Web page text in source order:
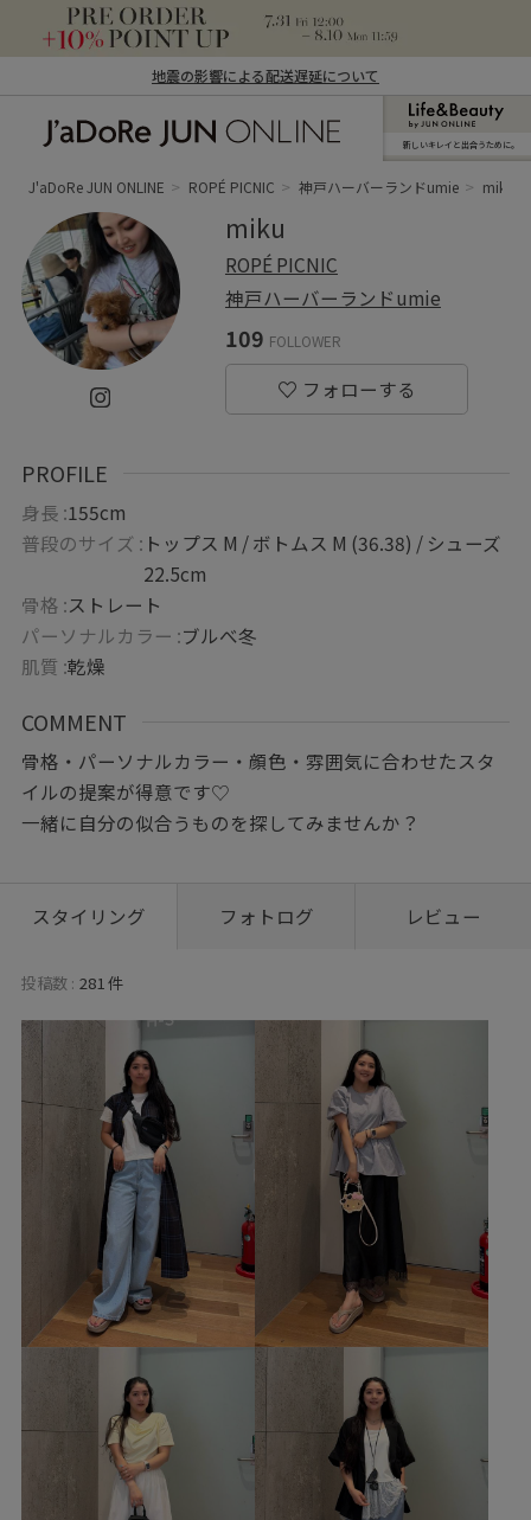
地震の影響による配送遅延について
ン オンライン）
新しいキレイと出合うために。
J'aDoRe JUN ONLINE ROPÉ PICNIC 神戸ハーバーランドumie miku
miku
ROPÉ PICNIC
神戸ハーバーランドumie
109 FOLLOWER
PROFILE
身長 :155cm
普段のサイズ : トップス M / ボトムス M (36.38) / シューズ
22.5cm
骨格 :ストレート
パーソナルカラー :ブルべ冬
肌質 :乾燥
COMMENT
骨格・パーソナルカラー・顔色・雰囲気に合わせたスタ
イルの提案が得意です♡
一緒に自分の似合うものを探してみませんか？
スタイリング フォトログ レビュー
投稿数 : 281 件